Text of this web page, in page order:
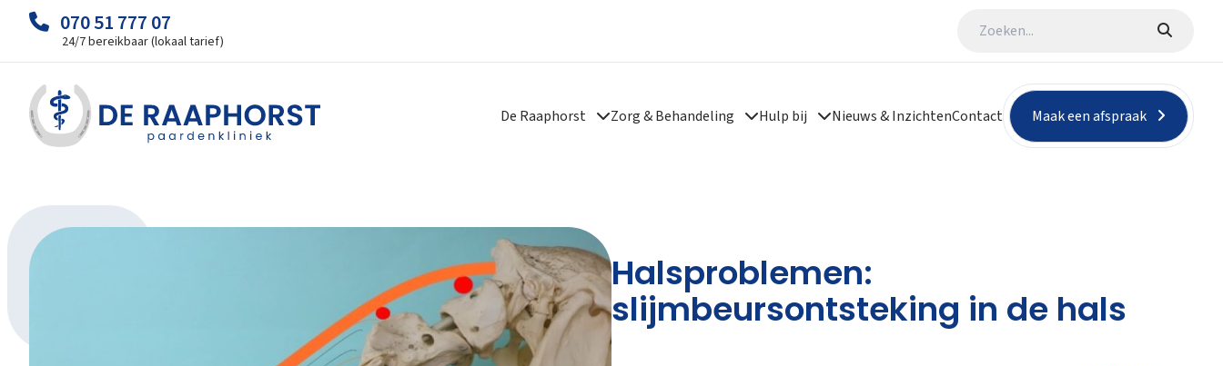
070 51 777 07
24/7 bereikbaar (lokaal tarief)
De Raaphorst Zorg & Behandeling Hulp bij Nieuws & InzichtenContact Maak een afspraak
Halsproblemen:
slijmbeursontsteking in de hals